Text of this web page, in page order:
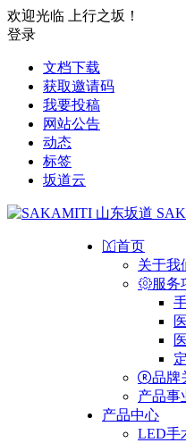
欢迎光临 上行之坂！
登录
文档下载
获取邀请码
我要投稿
网站公告
动态
标签
坂道云
首页
关于我
服务
品牌
产品事
产品中心
LED手